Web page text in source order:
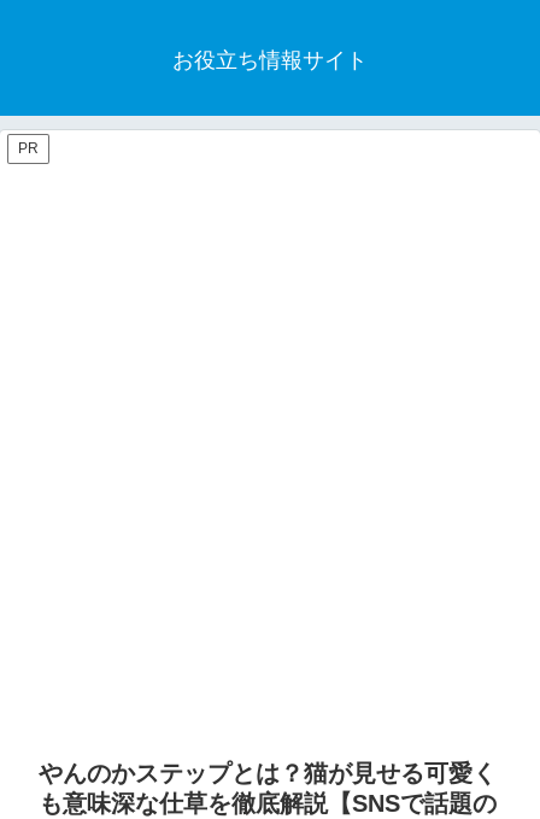
お役立ち情報サイト
PR
やんのかステップとは？猫が見せる可愛く
も意味深な仕草を徹底解説【SNSで話題の